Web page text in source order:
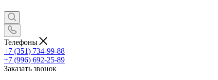
Телефоны
+7 (351) 734-99-88
+7 (996) 692-25-89
Заказать звонок